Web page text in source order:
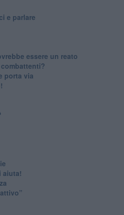
e parlare
essere un reato
porta via
aiuta!